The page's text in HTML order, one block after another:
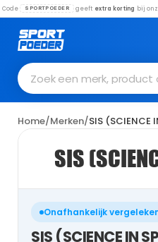
Code SPORTPOEDER geeft extra korting bij
Zoek een merk, product
Home/Merken/SIS (SCIENCE
SIS
Onafhankelijk
SIS (SCIENCE IN